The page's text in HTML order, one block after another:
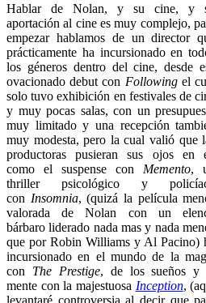
Hablar de Nolan, y su cine, y
aportación al cine es muy complejo,
empezar hablamos de un director
prácticamente ha incursionado en
los géneros dentro del cine, desde
ovacionado debut con Followingel
solo tuvo exhibición en festivales de
y muy pocas salas, con un
muy limitado y una recepción
muy modesta, pero la cual valió que
productoras pusieran sus ojos en
como el suspense con Memento,
thriller psicológico y
con Insomnia, (quizá la película
valorada de Nolan con un
bárbaro liderado nada mas y nada
que por Robin Williams y Al Pacino)
incursionado en el mundo de la
con The Prestige, de los sueños y
mente con la majestuosa Inception,
levantaré controversia al decir que